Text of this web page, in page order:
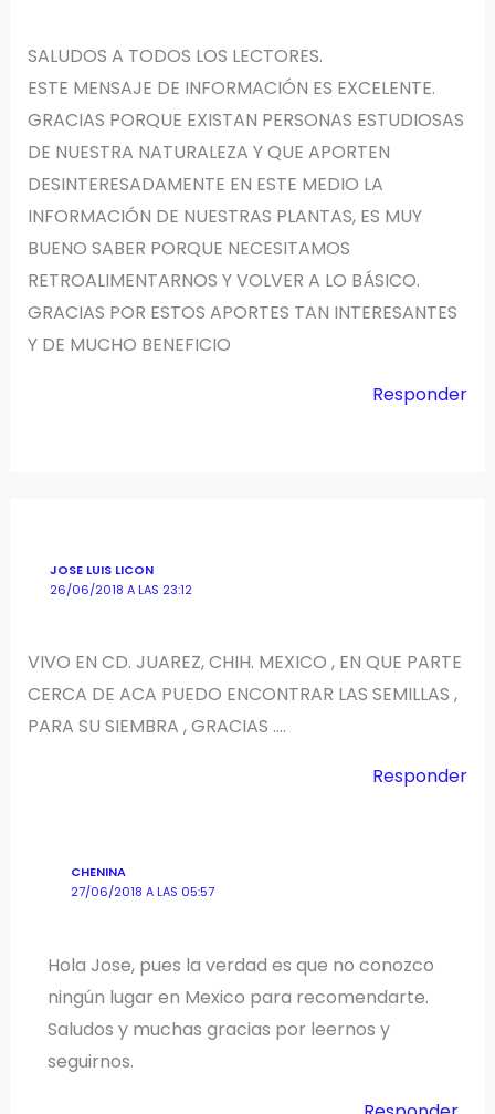
SALUDOS A TODOS LOS LECTORES.
ESTE MENSAJE DE INFORMACIÓN ES EXCELENTE.
GRACIAS PORQUE EXISTAN PERSONAS ESTUDIOSAS
DE NUESTRA NATURALEZA Y QUE APORTEN
DESINTERESADAMENTE EN ESTE MEDIO LA
INFORMACIÓN DE NUESTRAS PLANTAS, ES MUY
BUENO SABER PORQUE NECESITAMOS
RETROALIMENTARNOS Y VOLVER A LO BÁSICO.
GRACIAS POR ESTOS APORTES TAN INTERESANTES
Y DE MUCHO BENEFICIO
Responder
JOSE LUIS LICON
26/06/2018 A LAS 23:12
VIVO EN CD. JUAREZ, CHIH. MEXICO , EN QUE PARTE
CERCA DE ACA PUEDO ENCONTRAR LAS SEMILLAS ,
PARA SU SIEMBRA , GRACIAS ….
Responder
CHENINA
27/06/2018 A LAS 05:57
Hola Jose, pues la verdad es que no conozco
ningún lugar en Mexico para recomendarte.
Saludos y muchas gracias por leernos y
seguirnos.